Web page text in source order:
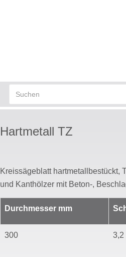
Hartmetall TZ
Kreissägeblatt hartmetallbestückt,
und Kanthölzer mit Beton-,
Durchmesser mm
300 3,2